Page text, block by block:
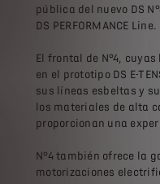
pública del nuevo DS
DS PERFORMANCE Line.
El frontal de N°4,
en el prototipo DS E-
sus líneas esbeltas y
los materiales de alta
proporcionan una
N°4 también ofrece la
motorizaciones